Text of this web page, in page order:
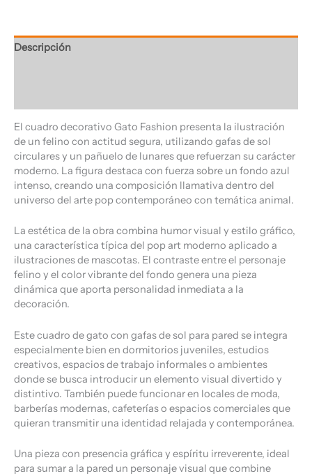
Descripción
El cuadro decorativo Gato Fashion presenta la ilustración
de un felino con actitud segura, utilizando gafas de sol
circulares y un pañuelo de lunares que refuerzan su carácter
moderno. La figura destaca con fuerza sobre un fondo azul
intenso, creando una composición llamativa dentro del
universo del arte pop contemporáneo con temática animal.
La estética de la obra combina humor visual y estilo gráfico,
una característica típica del pop art moderno aplicado a
ilustraciones de mascotas. El contraste entre el personaje
felino y el color vibrante del fondo genera una pieza
dinámica que aporta personalidad inmediata a la
decoración.
Este cuadro de gato con gafas de sol para pared se integra
especialmente bien en dormitorios juveniles, estudios
creativos, espacios de trabajo informales o ambientes
donde se busca introducir un elemento visual divertido y
distintivo. También puede funcionar en locales de moda,
barberías modernas, cafeterías o espacios comerciales que
quieran transmitir una identidad relajada y contemporánea.
Una pieza con presencia gráfica y espíritu irreverente, ideal
para sumar a la pared un personaje visual que combine